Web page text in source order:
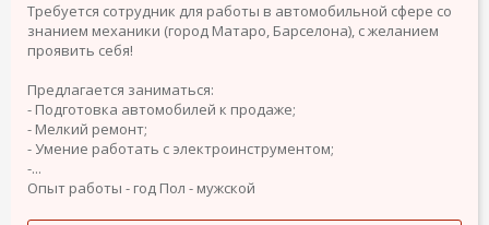
Требуется сотрудник для работы в автомобильной сфере со
знанием механики (город Матаро, Барселона), с желанием
проявить себя!
Предлагается заниматься:
- Подготовка автомобилей к продаже;
- Мелкий ремонт;
- Умение работать с электроинструментом;
-...
Опыт работы - год Пол - мужской